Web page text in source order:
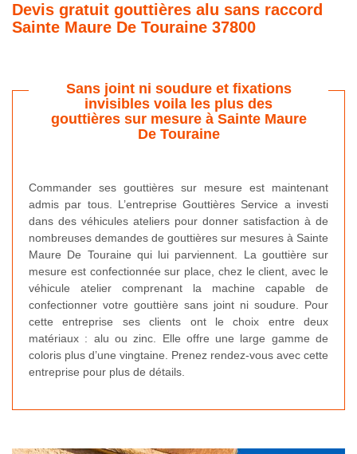
Devis gratuit gouttières alu sans raccord
Sainte Maure De Touraine 37800
Sans joint ni soudure et fixations
invisibles voila les plus des
gouttières sur mesure à Sainte Maure
De Touraine
Commander ses gouttières sur mesure est maintenant
admis par tous. L’entreprise Gouttières Service a investi
dans des véhicules ateliers pour donner satisfaction à de
nombreuses demandes de gouttières sur mesures à Sainte
Maure De Touraine qui lui parviennent. La gouttière sur
mesure est confectionnée sur place, chez le client, avec le
véhicule atelier comprenant la machine capable de
confectionner votre gouttière sans joint ni soudure. Pour
cette entreprise ses clients ont le choix entre deux
matériaux : alu ou zinc. Elle offre une large gamme de
coloris plus d’une vingtaine. Prenez rendez-vous avec cette
entreprise pour plus de détails.